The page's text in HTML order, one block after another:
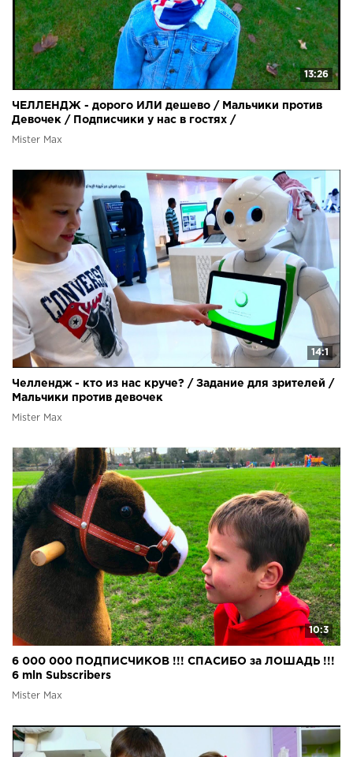
13:26
ЧЕЛЛЕНДЖ - дорого ИЛИ дешево / Мальчики против
Девочек / Подписчики у нас в гостях /
Mister Max
14:1
Челлендж - кто из нас круче? / Задание для зрителей /
Мальчики против девочек
Mister Max
10:3
6 000 000 ПОДПИСЧИКОВ !!! СПАСИБО за ЛОШАДЬ !!!
6 mln Subscribers
Mister Max